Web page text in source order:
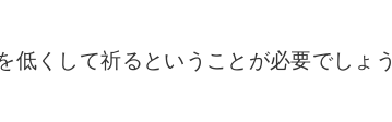
低くして祈るということが必要でしょう